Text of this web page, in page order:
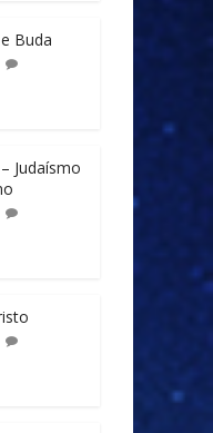
Buda
Judaísmo